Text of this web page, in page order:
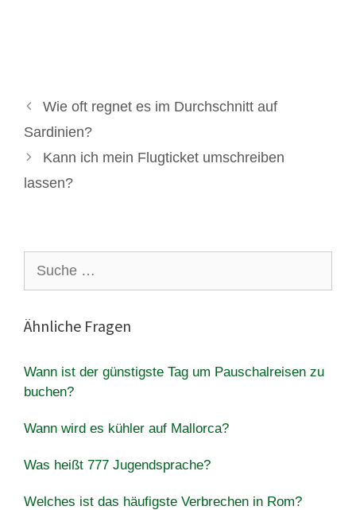
Wie oft regnet es im Durchschnitt auf
Sardinien?
Kann ich mein Flugticket umschreiben
lassen?
nach:
Ähnliche Fragen
Wann ist der günstigste Tag um Pauschalreisen zu
buchen?
Wann wird es kühler auf Mallorca?
Was heißt 777 Jugendsprache?
Welches ist das häufigste Verbrechen in Rom?